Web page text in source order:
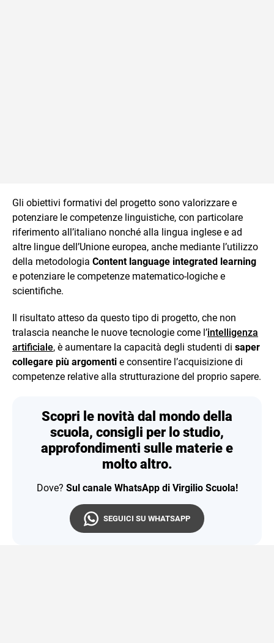
Gli obiettivi formativi del progetto sono valorizzare e
potenziare le competenze linguistiche, con particolare
riferimento all’italiano nonché alla lingua inglese e ad
altre lingue dell’Unione europea, anche mediante l’utilizzo
della metodologia Content language integrated learning
e potenziare le competenze matematico-logiche e
scientifiche.
Il risultato atteso da questo tipo di progetto, che non
tralascia neanche le nuove tecnologie come l’intelligenza
artificiale, è aumentare la capacità degli studenti di saper
collegare più argomenti e consentire l’acquisizione di
competenze relative alla strutturazione del proprio sapere.
Scopri le novità dal mondo della
scuola, consigli per lo studio,
approfondimenti sulle materie e
molto altro.
Dove? Sul canale WhatsApp di Virgilio Scuola!
SEGUICI SU WHATSAPP